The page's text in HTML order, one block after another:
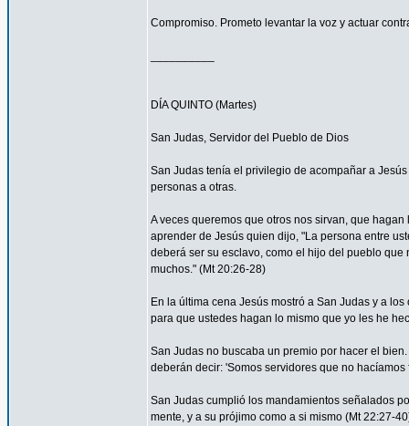
Compromiso. Prometo levantar la voz y actuar
DÍA QUINTO (Martes)
San Judas, Servidor del Pueblo de Dios
San Judas tenía el privilegio de acompañar a
personas a otras.
A veces queremos que otros nos sirvan, que
aprender de Jesús quien dijo, "La persona entre
deberá ser su esclavo, como el hijo del pueblo
muchos." (Mt 20:26-28)
En la última cena Jesús mostró a San Judas y a
para que ustedes hagan lo mismo que yo les he
San Judas no buscaba un premio por hacer el
deberán decir: 'Somos servidores que no
San Judas cumplió los mandamientos señalados
mente, y a su prójimo como a si mismo (Mt 22:27-